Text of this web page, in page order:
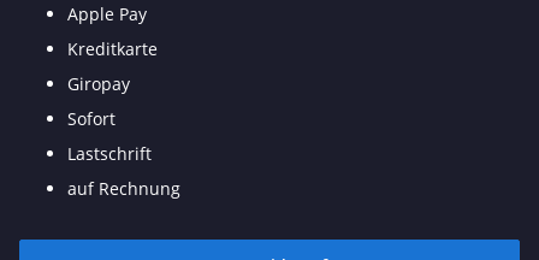
Apple Pay
Kreditkarte
Giropay
Sofort
Lastschrift
auf Rechnung